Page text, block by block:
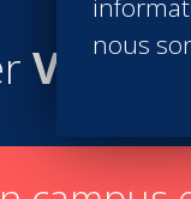
Vatel
nous